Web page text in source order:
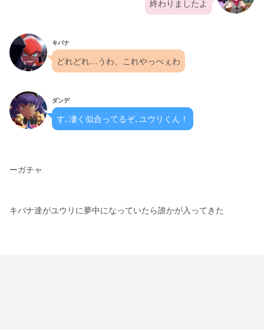
終わりましたよ
キバナ
どれどれ…うわ、これやっべぇわ
ダンデ
す､凄く似合ってるぞ､ユウリくん！
ーガチャ
キバナ達がユウリに夢中になっていたら誰かが入ってきた